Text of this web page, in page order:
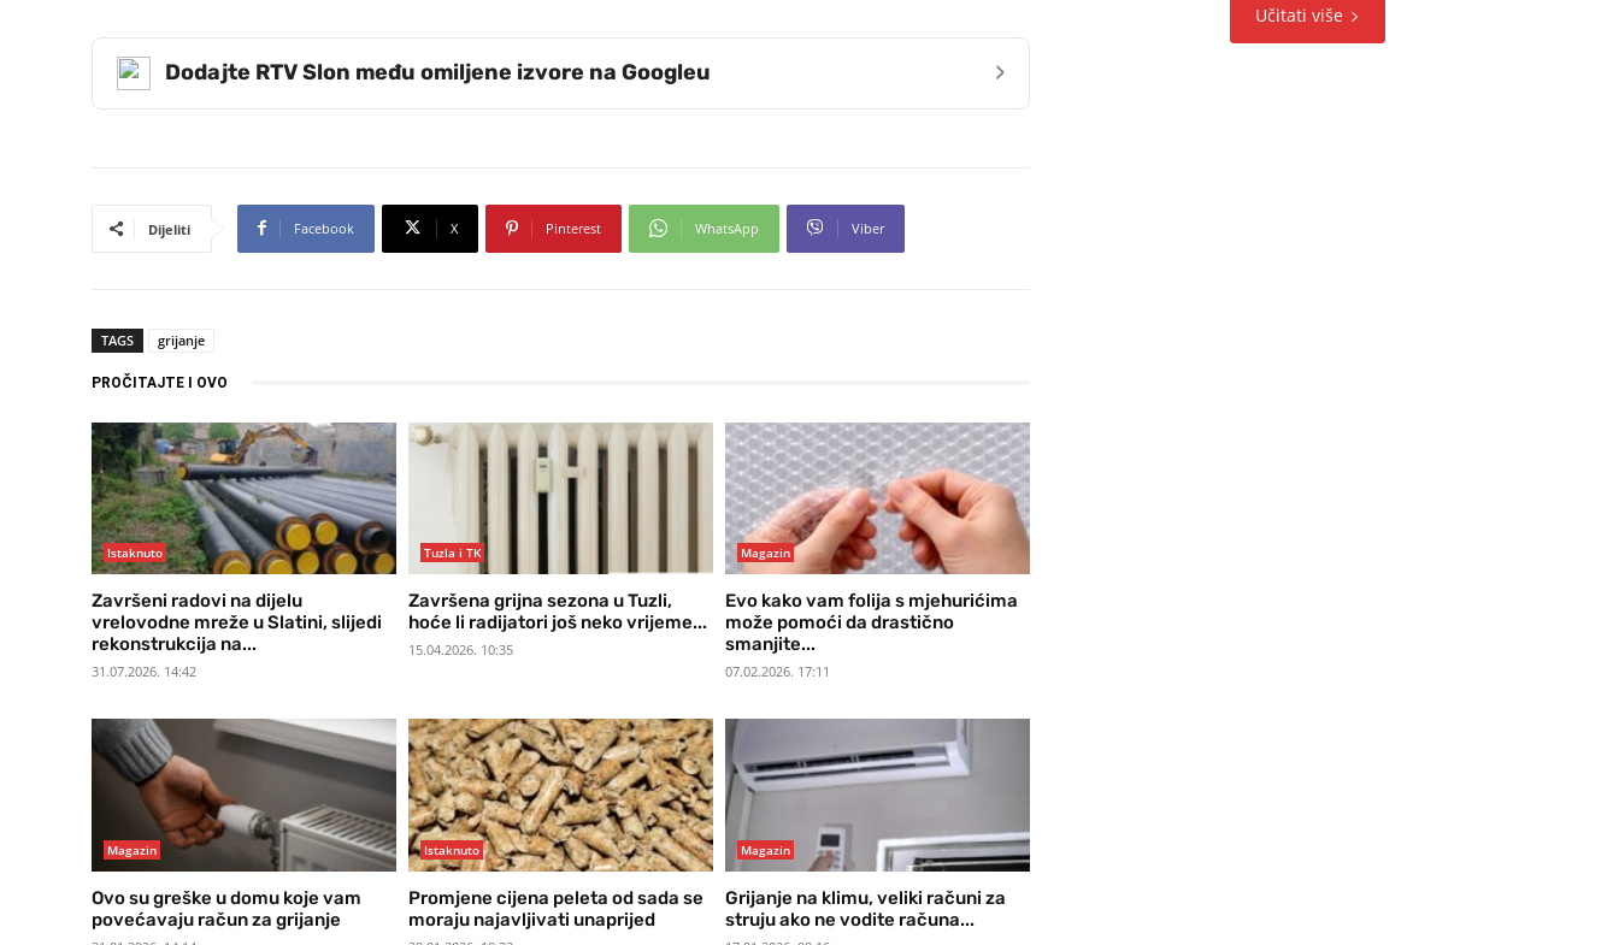
Dodajte RTV Slon među omiljene izvore na Googleu ›
Dijeliti Facebook X Pinterest WhatsApp Viber
TAGS grijanje
PROČITAJTE I OVO
Istaknuto
Završeni radovi na dijelu
vrelovodne mreže u Slatini, slijedi
rekonstrukcija na...
31.07.2026. 14:42
Tuzla i TK
Završena grijna sezona u Tuzli,
hoće li radijatori još neko vrijeme...
15.04.2026. 10:35
Magazin
Evo kako vam folija s mjehurićima
može pomoći da drastično
smanjite...
07.02.2026. 17:11
Magazin
Ovo su greške u domu koje vam
povećavaju račun za grijanje
Istaknuto
Promjene cijena peleta od sada se
moraju najavljivati unaprijed
Magazin
Grijanje na klimu, veliki računi za
struju ako ne vodite računa...
Učitati više